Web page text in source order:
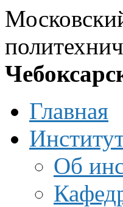
Главная
Об